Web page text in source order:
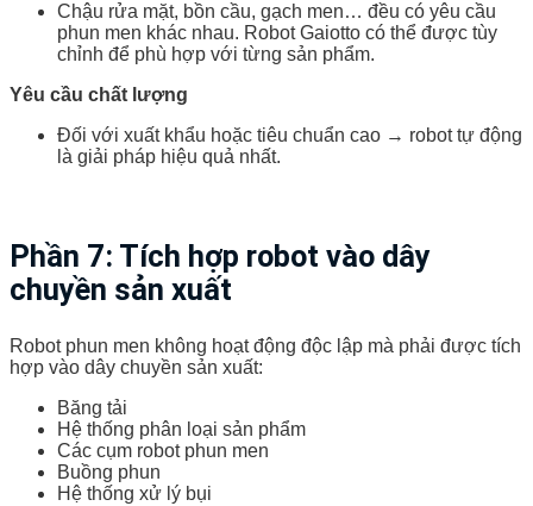
Chậu rửa mặt, bồn cầu, gạch men… đều có yêu cầu
phun men khác nhau. Robot Gaiotto có thể được tùy
chỉnh để phù hợp với từng sản phẩm.
Yêu cầu chất lượng
Đối với xuất khẩu hoặc tiêu chuẩn cao → robot tự động
là giải pháp hiệu quả nhất.
Phần 7: Tích hợp robot vào dây
chuyền sản xuất
Robot phun men không hoạt động độc lập mà phải được tích
hợp vào dây chuyền sản xuất:
Băng tải
Hệ thống phân loại sản phẩm
Các cụm robot phun men
Buồng phun
Hệ thống xử lý bụi